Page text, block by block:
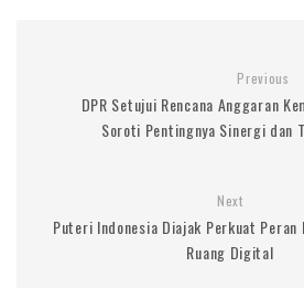
Previous
DPR Setujui Rencana Anggaran
Soroti Pentingnya Sinergi dan
Next
Puteri Indonesia Diajak Perkuat Peran
Ruang Digital